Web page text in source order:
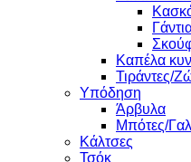
Καπέλα
Τιράντες/
Υπόδηση
Άρβυλα
Μπότες/
Κάλτσες
Τσόκ